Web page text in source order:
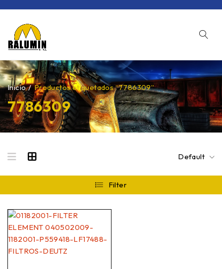
7786309
Inicio / Productos etiquetados “7786309”
Default
Filter